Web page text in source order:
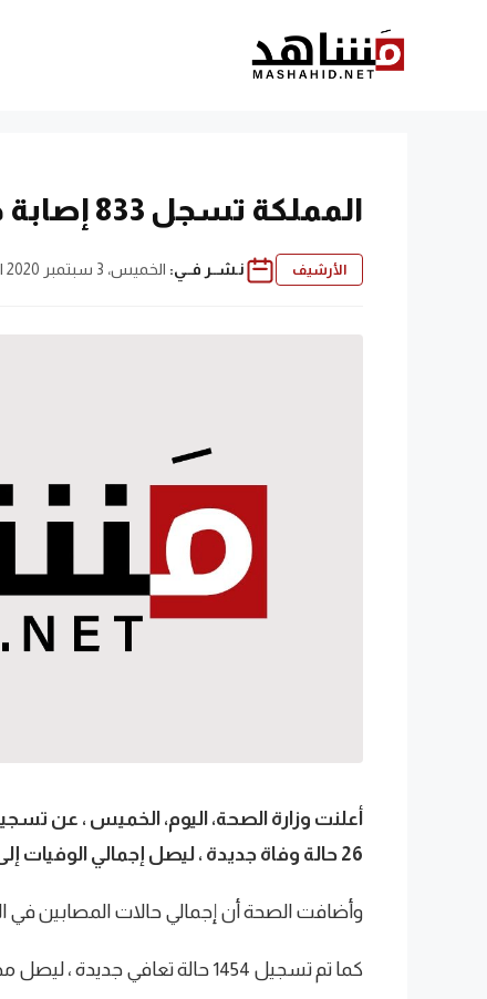
المملكة تسجل 833 إصابة جديدة بفيروس كورونا و26 وفاة
الأرشيف نـشــر فــي: الخميس، 3 سبتمبر 2020 | 3:49 م
26 حالة وفاة جديدة ، ليصل إجمالي الوفيات إلى 3892 حالة .
وأضافت الصحة أن إجمالي حالات المصابين في المملكة وصل إلى
كما تم تسجيل 1454 حالة تعافي جديدة ، ليصل مجموع المتعافين إلى 293964 حالة.